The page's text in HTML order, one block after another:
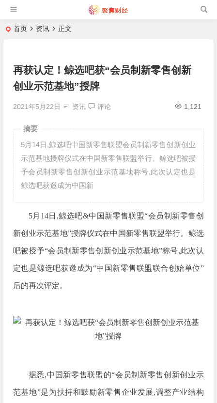
首页 资讯 正文
再获认定！鲸选吧获“会员制新零售创新
创业示范基地”授牌
2021年5月22日 资讯 评论 1,121
摘要
5月14日,鲸选吧中国新零售联盟会员制新零售创新创业
示范基地授牌仪式在中国新零售联盟举行。鲸选吧被授
予会员制新零售创新创业示范基地称号,此次认定也是
鲸选吧获邀成为中国新
5月14日,鲸选吧&中国新零售联盟“会员制新零售创
新创业示范基地”授牌仪式在中国新零售联盟举行。鲸选
吧被授予“会员制新零售创新创业示范基地”称号,此次认
定也是鲸选吧获邀成为“中国新零售联盟联合创始单位”
后的再次评定。
据悉,中国新零售联盟的“会员制新零售创新创业示
范基地”是为扶持和鼓励新零售企业发展,调整产业结构